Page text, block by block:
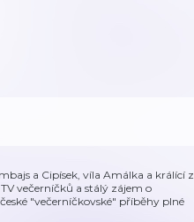
a Cipísek, víla Amálka a králící z
večerníčků a stálý zájem o
"večerníčkovské" příběhy plné